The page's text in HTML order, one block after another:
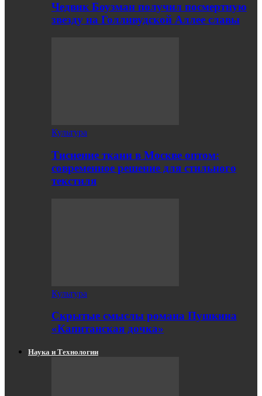
Чедвик Боузман получил посмертную
звезду на Голливудской Аллее славы
Культура
Тиснение ткани в Москве оптом:
современное решение для стильного
текстиля
Культура
Скрытые смыслы романа Пушкина
«Капитанская дочка»
Наука и Технологии